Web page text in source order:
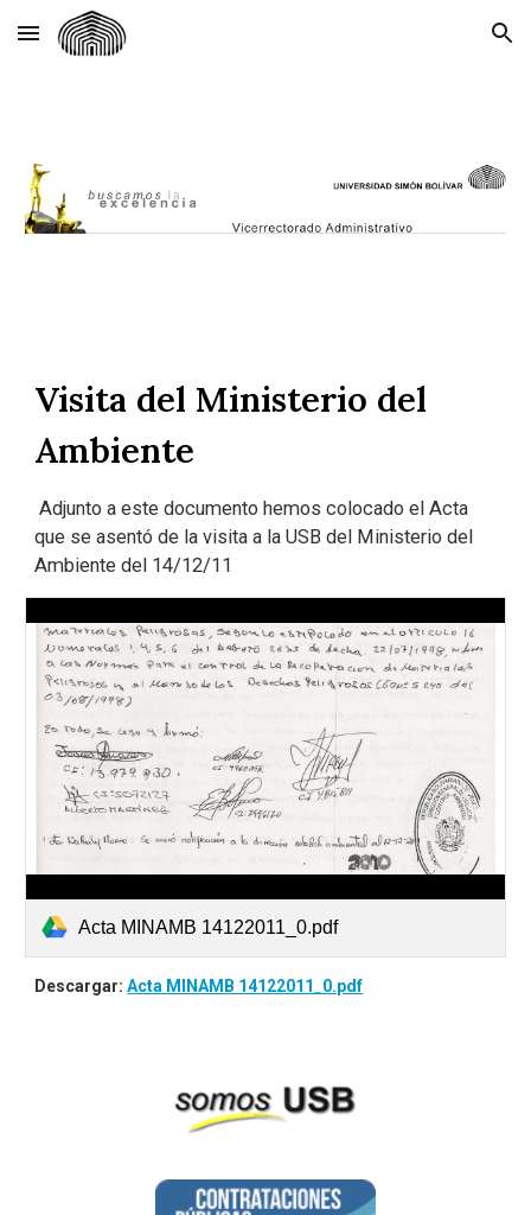
Skip to main content Skip to navigation
Visita del Ministerio del
Ambiente
Adjunto a este documento hemos colocado el Acta
que se asentó de la visita a la USB del Ministerio del
Ambiente del 14/12/11
Acta MINAMB 14122011_0.pdf
Descargar:Acta MINAMB 14122011_0.pdf